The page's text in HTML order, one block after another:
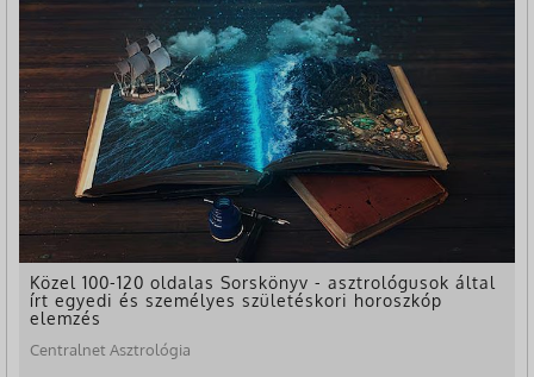
Közel 100-120 oldalas Sorskönyv - asztrológusok által
írt egyedi és személyes születéskori horoszkóp
elemzés
Centralnet Asztrológia